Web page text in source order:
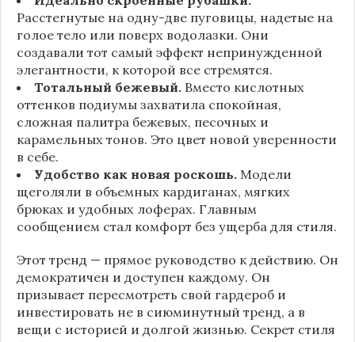
Расстегнутые на одну-две пуговицы, надетые на
голое тело или поверх водолазки. Они
создавали тот самый эффект непринужденной
элегантности, к которой все стремятся.
Тотальный бежевый. Вместо кислотных
оттенков подиумы захватила спокойная,
сложная палитра бежевых, песочных и
карамельных тонов. Это цвет новой уверенности
в себе.
Удобство как новая роскошь. Модели
щеголяли в объемных кардиганах, мягких
брюках и удобных лоферах. Главным
сообщением стал комфорт без ущерба для стиля.
Этот тренд — прямое руководство к действию. Он
демократичен и доступен каждому. Он
призывает пересмотреть свой гардероб и
инвестировать не в сиюминутный тренд, а в
вещи с историей и долгой жизнью. Секрет стиля